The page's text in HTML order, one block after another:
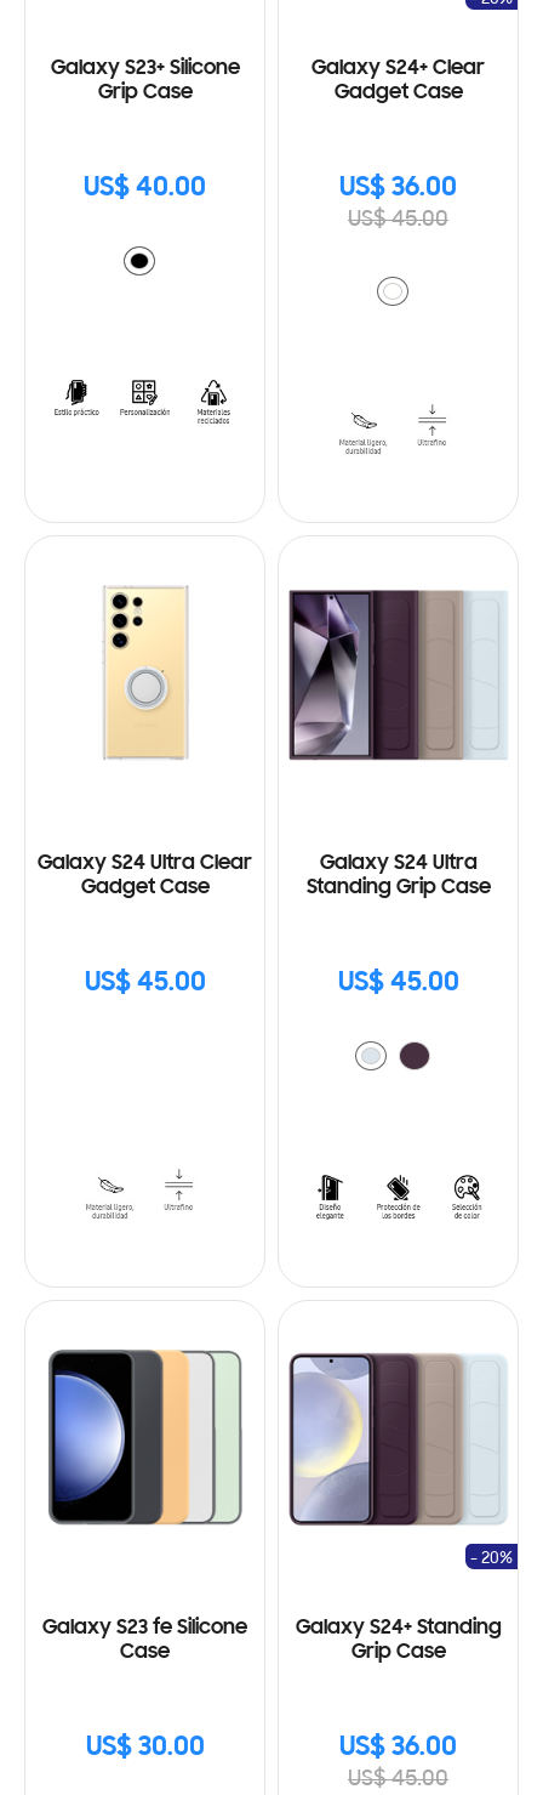
Galaxy S23+ Silicone
Grip Case
US$ 40.00
Galaxy S24+ Clear
Gadget Case
US$ 36.00
US$ 45.00
Galaxy S24 Ultra Clear
Gadget Case
US$ 45.00
Galaxy S24 Ultra
Standing Grip Case
US$ 45.00
Galaxy S23 fe Silicone
Case
US$ 30.00
Galaxy S24+ Standing
Grip Case
US$ 36.00
US$ 45.00
- 20%